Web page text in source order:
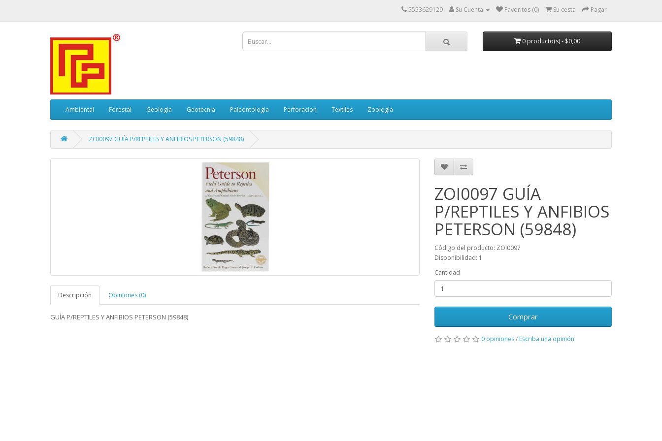
5553629129 Su Cuenta Favoritos (0) Su cesta Pagar
0 producto(s) - $0,00
Ambiental Forestal Geologia Geotecnia Paleontologia Perforacion Textiles Zoología
ZOI0097 GUÍA P/REPTILES Y ANFIBIOS PETERSON (59848)
Descripción Opiniones (0)
GUÍA P/REPTILES Y ANFIBIOS PETERSON (59848)
ZOI0097 GUÍA
P/REPTILES Y ANFIBIOS
PETERSON (59848)
Código del producto: ZOI0097
Disponibilidad: 1
Cantidad
Comprar
0 opiniones/ Escriba una opinión